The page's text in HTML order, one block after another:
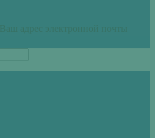
Ваш адрес электронной почты